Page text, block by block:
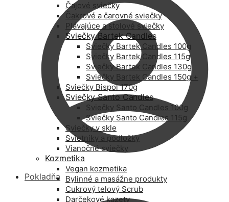
Pokladňa
Čajové sviečky
Čakrové a čarovné sviečky
Plávajúce a stolové sviečky
Sviečky Bartek Candles
Sviečky Bartek Candles 100g
Sviečky Bartek Candles 115g
Sviečky Bartek Candles 130g
Sviečky Bartek Candles 150g +
Sviečky Bispol 170g
Sviečky Santo Candles
Sviečky Santo Candles 100g
Sviečky Santo Candles 115g
Sviečky v skle
Svietniky a podložky
Vianočné sviečky
Kozmetika
Vegan kozmetika
Bylinné a masážne produkty
Cukrový telový Scrub
Darčekové kazety